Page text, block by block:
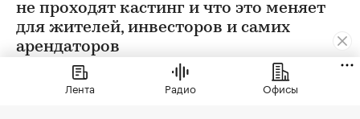
не проходят кастинг и что это меняет
для жителей, инвесторов и самих
арендаторов
Лента Радио Офисы